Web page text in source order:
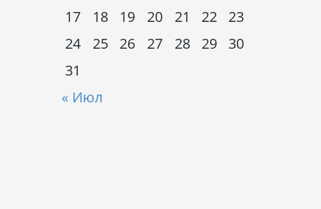
« Июл
17
18 19 20 21 22
23
24
25 26 27 28 29
30
31